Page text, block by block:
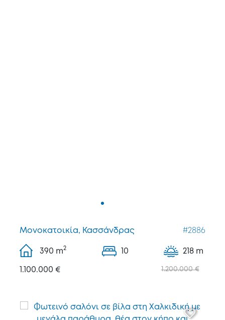
Μονοκατοικία, Κασσάνδρας #2886
390 m2 10 218 m
1.100.000 € 1.200.000 €